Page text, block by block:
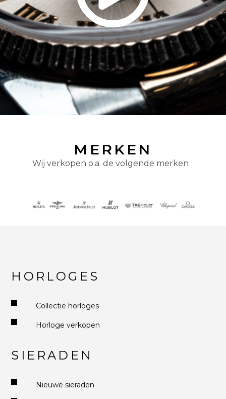
MERKEN
Wij verkopen o.a. de volgende merken
HORLOGES
Collectie horloges
Horloge verkopen
SIERADEN
Nieuwe sieraden